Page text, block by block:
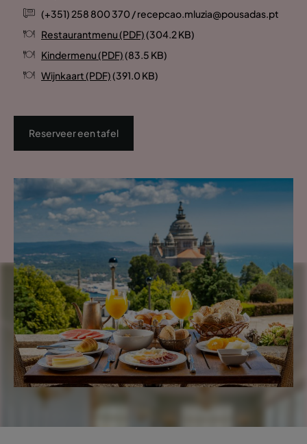
(+351) 258 800 370 / recepcao.mluzia@pousadas.pt
Restaurantmenu (PDF)(304.2 KB)
Kindermenu (PDF)(83.5 KB)
Wijnkaart (PDF)(391.0 KB)
Reserveer een tafel